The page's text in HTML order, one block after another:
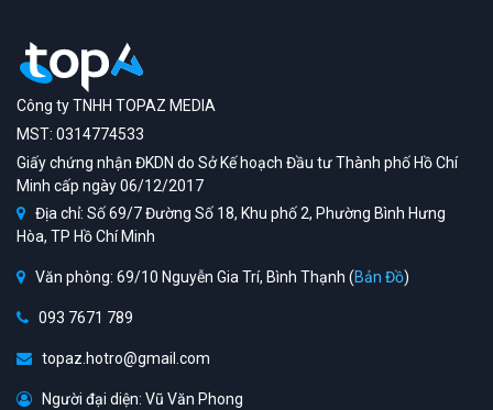
Công ty TNHH TOPAZ MEDIA
MST: 0314774533
Giấy chứng nhận ĐKDN do Sở Kế hoạch Đầu tư Thành phố Hồ Chí
Minh cấp ngày 06/12/2017
Địa chỉ: Số 69/7 Đường Số 18, Khu phố 2, Phường Bình Hưng
Hòa, TP Hồ Chí Minh
Văn phòng: 69/10 Nguyễn Gia Trí, Bình Thạnh (Bản Đồ)
093 7671 789
topaz.hotro@gmail.com
Người đại diện: Vũ Văn Phong